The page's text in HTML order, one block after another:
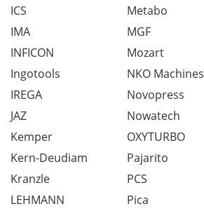
ICS
IMA
INFICON
Ingotools
IREGA
JAZ
Kemper
Kern-Deudiam
Kranzle
LEHMANN
Metabo
MGF
Mozart
NKO Machines
Novopress
Nowatech
OXYTURBO
Pajarito
PCS
Pica